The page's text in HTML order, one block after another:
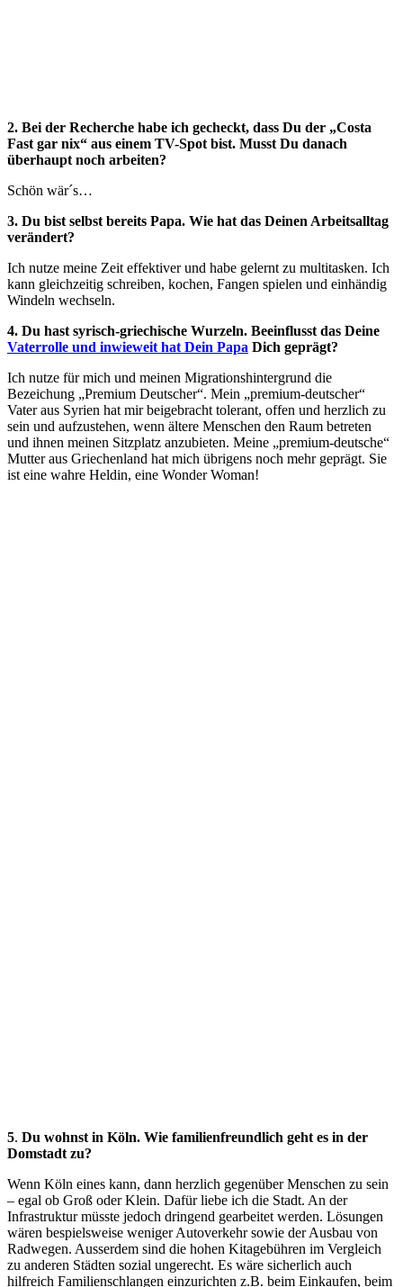
2. Bei der Recherche habe ich gecheckt, dass Du der „Costa
Fast gar nix“ aus einem TV-Spot bist. Musst Du danach
überhaupt noch arbeiten?
Schön wär´s…
3. Du bist selbst bereits Papa. Wie hat das Deinen Arbeitsalltag
verändert?
Ich nutze meine Zeit effektiver und habe gelernt zu multitasken. Ich
kann gleichzeitig schreiben, kochen, Fangen spielen und einhändig
Windeln wechseln.
4. Du hast syrisch-griechische Wurzeln. Beeinflusst das Deine
Vaterrolle und inwieweit hat Dein Papa Dich geprägt?
Ich nutze für mich und meinen Migrationshintergrund die
Bezeichung „Premium Deutscher“. Mein „premium-deutscher“
Vater aus Syrien hat mir beigebracht tolerant, offen und herzlich zu
sein und aufzustehen, wenn ältere Menschen den Raum betreten
und ihnen meinen Sitzplatz anzubieten. Meine „premium-deutsche“
Mutter aus Griechenland hat mich übrigens noch mehr geprägt. Sie
ist eine wahre Heldin, eine Wonder Woman!
5. Du wohnst in Köln. Wie familienfreundlich geht es in der
Domstadt zu?
Wenn Köln eines kann, dann herzlich gegenüber Menschen zu sein
– egal ob Groß oder Klein. Dafür liebe ich die Stadt. An der
Infrastruktur müsste jedoch dringend gearbeitet werden. Lösungen
wären bespielsweise weniger Autoverkehr sowie der Ausbau von
Radwegen. Ausserdem sind die hohen Kitagebühren im Vergleich
zu anderen Städten sozial ungerecht. Es wäre sicherlich auch
hilfreich Familienschlangen einzurichten z.B. beim Einkaufen, beim